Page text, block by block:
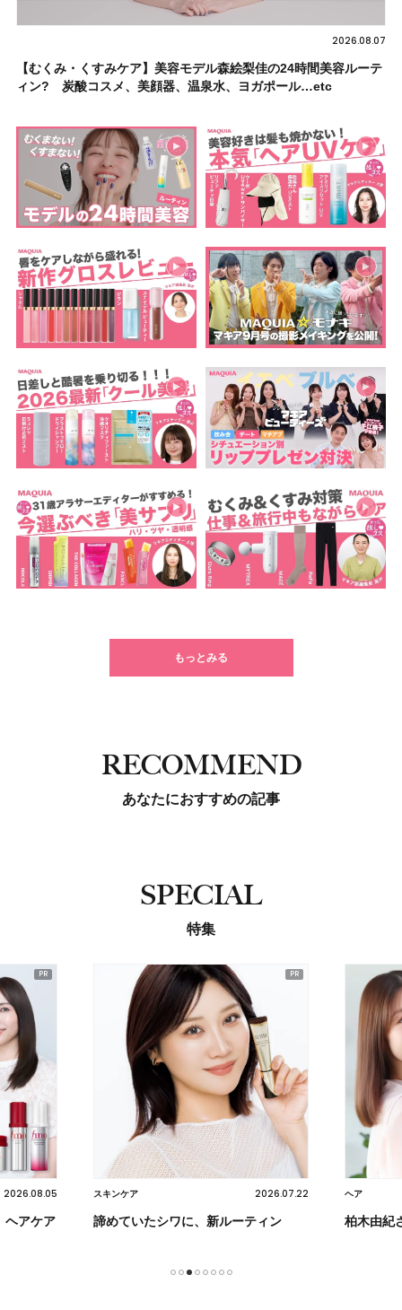
2026.08.07
【むくみ・くすみケア】美容モデル森絵梨佳の24時間美容ルーテ
ィン? 炭酸コスメ、美顔器、温泉水、ヨガポール…etc
もっとみる
RECOMMEND
あなたにおすすめの記事
SPECIAL
特集
2026.08.05
ヘアケア
スキンケア 2026.07.22
諦めていたシワに、新ルーティン
ヘア
柏木由紀